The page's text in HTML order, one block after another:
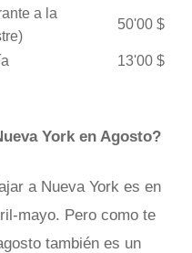
a la
50'00 $
13'00 $
York en Agosto?
a Nueva York es en
mayo. Pero como te
también es un